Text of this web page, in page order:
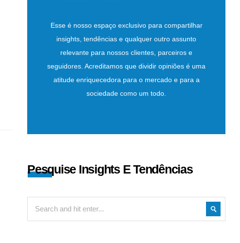
Esse é nosso espaço exclusivo para compartilhar
insights, tendências e qualquer outro assunto
relevante para nossos clientes, parceiros e
seguidores. Acreditamos que dividir opiniões é uma
atitude enriquecedora para o mercado e para a
sociedade como um todo.
Pesquise Insights E Tendências